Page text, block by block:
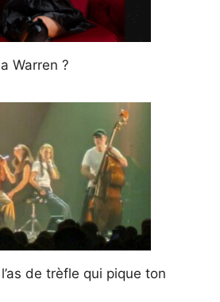
Warren ?
de trèfle qui pique ton